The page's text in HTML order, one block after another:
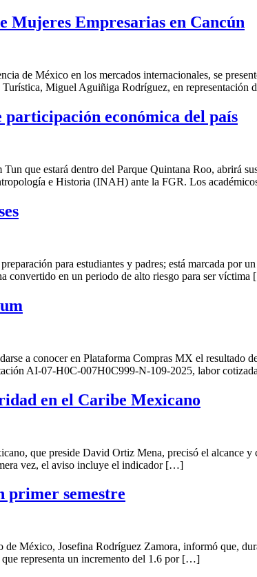
Mujeres Empresarias en Cancún
México en los mercados internacionales, se
Miguel Aguiñiga Rodríguez, en
económica del país
estará dentro del Parque Quintana Roo, abrirá
e Historia (INAH) ante la FGR. Los
para estudiantes y padres; está marcada por
convertido en un periodo de alto riesgo para ser
a conocer en Plataforma Compras MX el resultado
AI-07-H0C-007H0C999-N-109-2025, labor
en el Caribe Mexicano
que preside David Ortiz Mena, precisó el alcance y
vez, el aviso incluye el indicador […]
primer semestre
Josefina Rodríguez Zamora, informó que,
representa un incremento del 1.6 por […]